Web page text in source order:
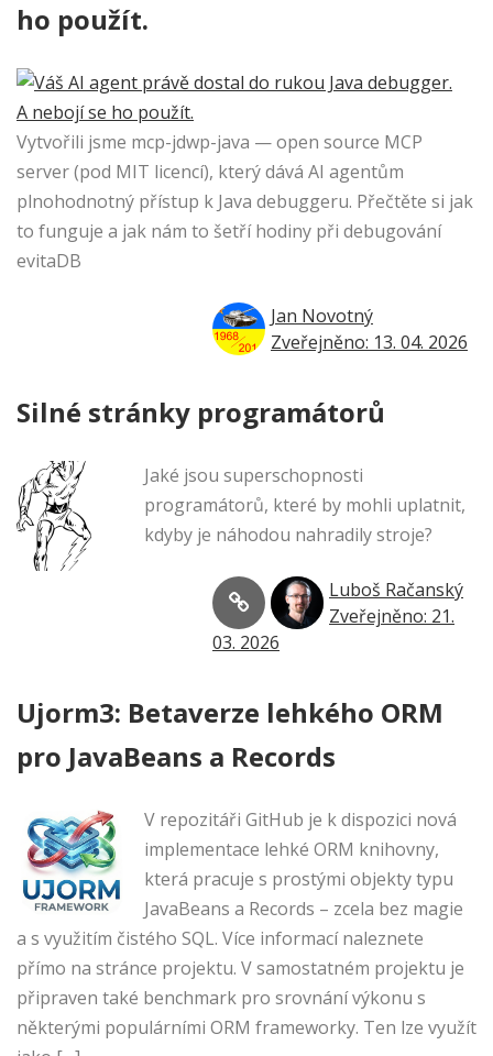
ho použít.
Vytvořili jsme mcp-jdwp-java — open source MCP
server (pod MIT licencí), který dává AI agentům
plnohodnotný přístup k Java debuggeru. Přečtěte si jak
to funguje a jak nám to šetří hodiny při debugování
evitaDB
Jan Novotný
Zveřejněno: 13. 04. 2026
Silné stránky programátorů
Jaké jsou superschopnosti
programátorů, které by mohli uplatnit,
kdyby je náhodou nahradily stroje?
Luboš Račanský
Zveřejněno: 21.
03. 2026
Ujorm3: Betaverze lehkého ORM
pro JavaBeans a Records
V repozitáři GitHub je k dispozici nová
implementace lehké ORM knihovny,
která pracuje s prostými objekty typu
JavaBeans a Records – zcela bez magie
a s využitím čistého SQL. Více informací naleznete
přímo na stránce projektu. V samostatném projektu je
připraven také benchmark pro srovnání výkonu s
některými populárními ORM frameworky. Ten lze využít